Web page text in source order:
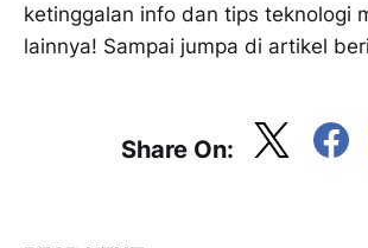
ketinggalan info dan tips teknologi
lainnya! Sampai jumpa di artikel
Share On: